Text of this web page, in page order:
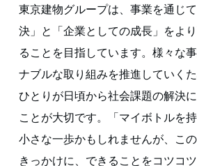
東京建物グループは、事業を通じ
決」と「企業としての成長」をよ
ることを目指しています。様々な
ナブルな取り組みを推進していく
ひとりが日頃から社会課題の解決
ことが大切です。「マイボトルを
小さな一歩かもしれませんが、こ
きっかけに、できることをコツコ